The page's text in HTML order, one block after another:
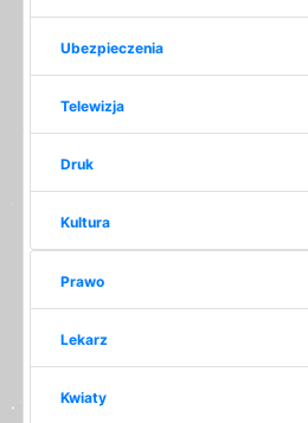
Ubezpieczenia
Telewizja
Druk
Kultura
Prawo
Lekarz
Kwiaty